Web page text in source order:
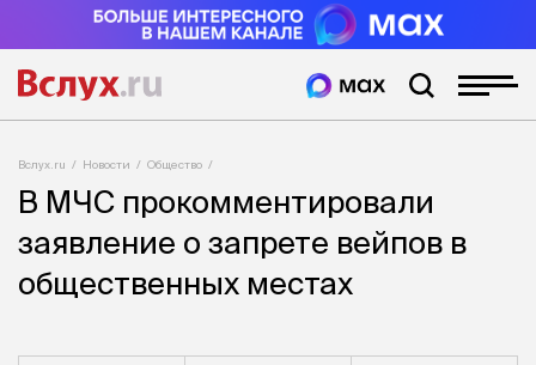
Вслух.ru Новости Общество
В МЧС прокомментировали
заявление о запрете вейпов в
общественных местах